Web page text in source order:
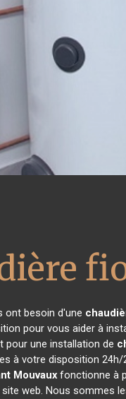
ont besoin d'une
pour vous aider à
pour une installation de
à votre disposition
Mouvaux fonctionne à
web. Nous sommes